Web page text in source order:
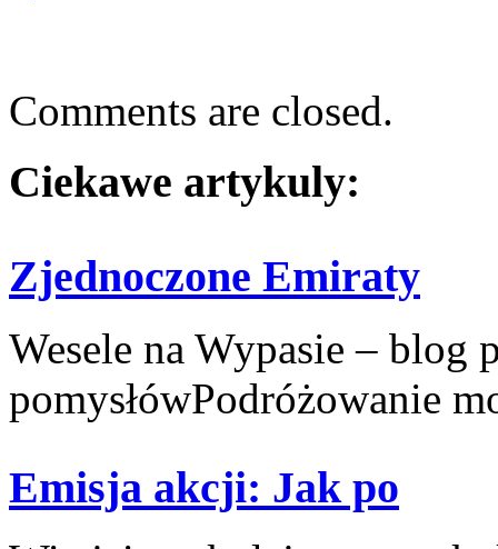
Comments are closed.
Ciekawe artykuly:
Zjednoczone Emiraty
Wesele na Wypasie – blog
pomysłówPodróżowanie
Emisja akcji: Jak po